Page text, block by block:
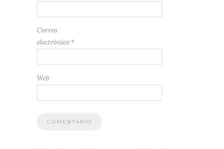
Correo
electrónico *
Web